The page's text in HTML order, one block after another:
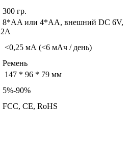
300 гр.
8*AA или 4*AA, внешний DC 6V,
2A
<0,25 мА (<6 мАч / день)
Ремень
147 * 96 * 79 мм
5%-90%
FCC, CE, RoHS